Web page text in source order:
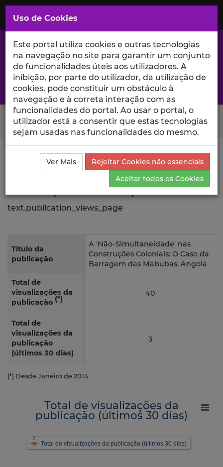
Saltar
para
Conteúdo
Principal
A excelência da investigação e ciência no Iscte
Search Button
Ciência_Iscte Comunicações
Descrição Detalhada
da Comunicação
Visualizações
text.publication_views_page
Título da
publicação
A 'Não-Simultaneidade' nas
Construções Coloniais: O Caso da
Barragem das Mabubas, Angola
Total de
visualizações da
publicação (*)
40
Total de
visualizações da
publicação
(últimos 30 dias)
3
(*) Desde Janeiro de 2014
Total de visualizações da
publicação (últimos 30 dias)
Total de visualizações da publicação (últimos 30 dias)
2
Uso de Cookies
Este portal utiliza cookies e outras tecnologias
na navegação no site para garantir um conjunto
de funcionalidades úteis aos utilizadores. A
inibição, por parte do utilizador, da utilização de
cookies, pode constituir um obstáculo à
navegação e à correta interação com as
funcionalidades do portal. Ao usar o portal, o
utilizador está a consentir que estas tecnologias
sejam usadas nas funcionalidades do mesmo.
Ver Mais
Rejeitar Cookies não essenciais
Aceitar todos os Cookies